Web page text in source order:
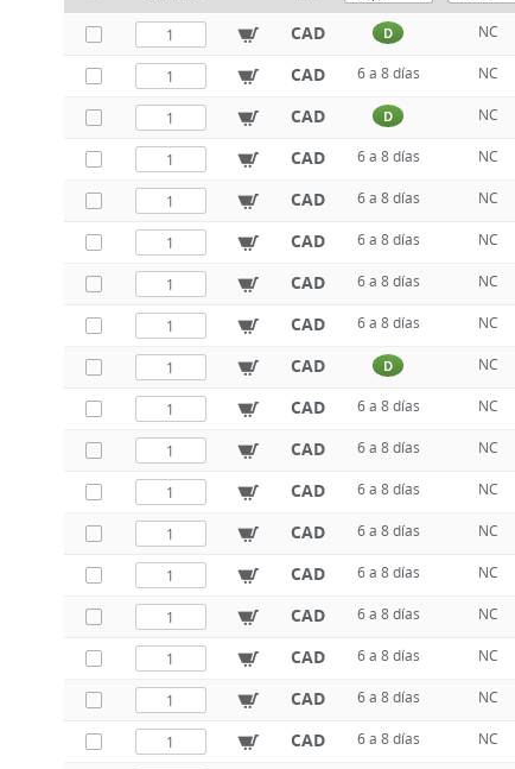
CAD D NC
CAD 6 a 8 días NC
CAD D NC
CAD 6 a 8 días NC
CAD 6 a 8 días NC
CAD 6 a 8 días NC
CAD 6 a 8 días NC
CAD 6 a 8 días NC
CAD D NC
CAD 6 a 8 días NC
CAD 6 a 8 días NC
CAD 6 a 8 días NC
CAD 6 a 8 días NC
CAD 6 a 8 días NC
CAD 6 a 8 días NC
CAD 6 a 8 días NC
CAD 6 a 8 días NC
CAD 6 a 8 días NC